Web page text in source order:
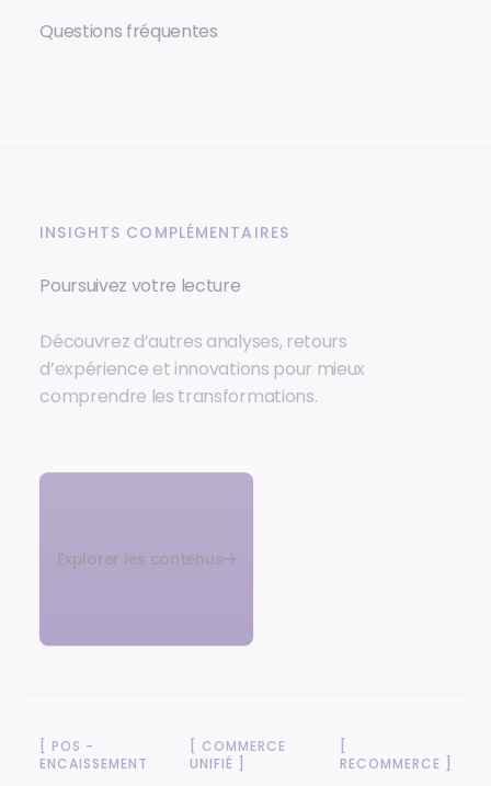
Questions fréquentes
INSIGHTS COMPLÉMENTAIRES
Poursuivez votre lecture
Découvrez d’autres analyses, retours
d’expérience et innovations pour mieux
comprendre les transformations.
Explorer les contenus
[POS -
ENCAISSEMENT
COMMERCE
UNIFIÉ
RECOMMERCE